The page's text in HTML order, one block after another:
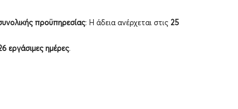
προϋπηρεσίας: Η άδεια ανέρχεται στις 25
εργάσιμες ημέρες.